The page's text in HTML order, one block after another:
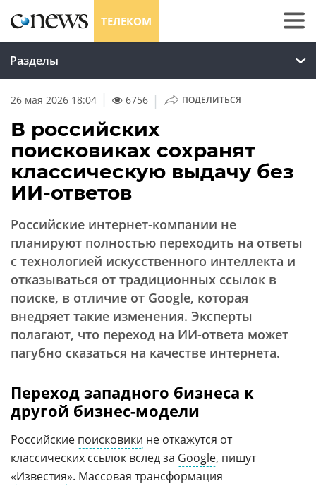
ТЕЛЕКОМ
Разделы
26 мая 2026 18:04 6756 | ПОДЕЛИТЬСЯ
В российских
поисковиках сохранят
классическую выдачу без
ИИ-ответов
Российские интернет-компании не
планируют полностью переходить на ответы
с технологией искусственного интеллекта и
отказываться от традиционных ссылок в
поиске, в отличие от Google, которая
внедряет такие изменения. Эксперты
полагают, что переход на ИИ-ответа может
пагубно сказаться на качестве интернета.
Переход западного бизнеса к
другой бизнес-модели
Российские поисковики не откажутся от
классических ссылок вслед за Google, пишут
«Известия». Массовая трансформация